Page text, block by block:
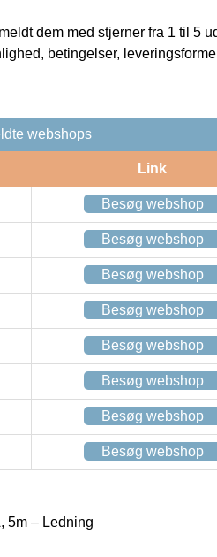
dem med stjerner fra 1 til 5
betingelser,
webshops
Link
Besøg webshop
Besøg webshop
Besøg webshop
Besøg webshop
Besøg webshop
Besøg webshop
Besøg webshop
Besøg webshop
5m – Ledning